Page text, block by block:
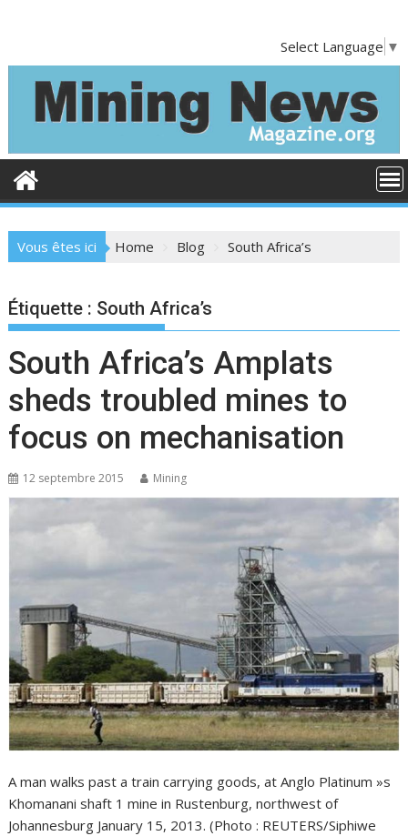
o
t
Select Language ▼
Vous êtes ici Home Blog South Africa’s
Étiquette : South Africa’s
South Africa’s Amplats
sheds troubled mines to
focus on mechanisation
12 septembre 2015 Mining
A man walks past a train carrying goods, at Anglo Platinum »s
Khomanani shaft 1 mine in Rustenburg, northwest of
Johannesburg January 15, 2013. (Photo : REUTERS/Siphiwe